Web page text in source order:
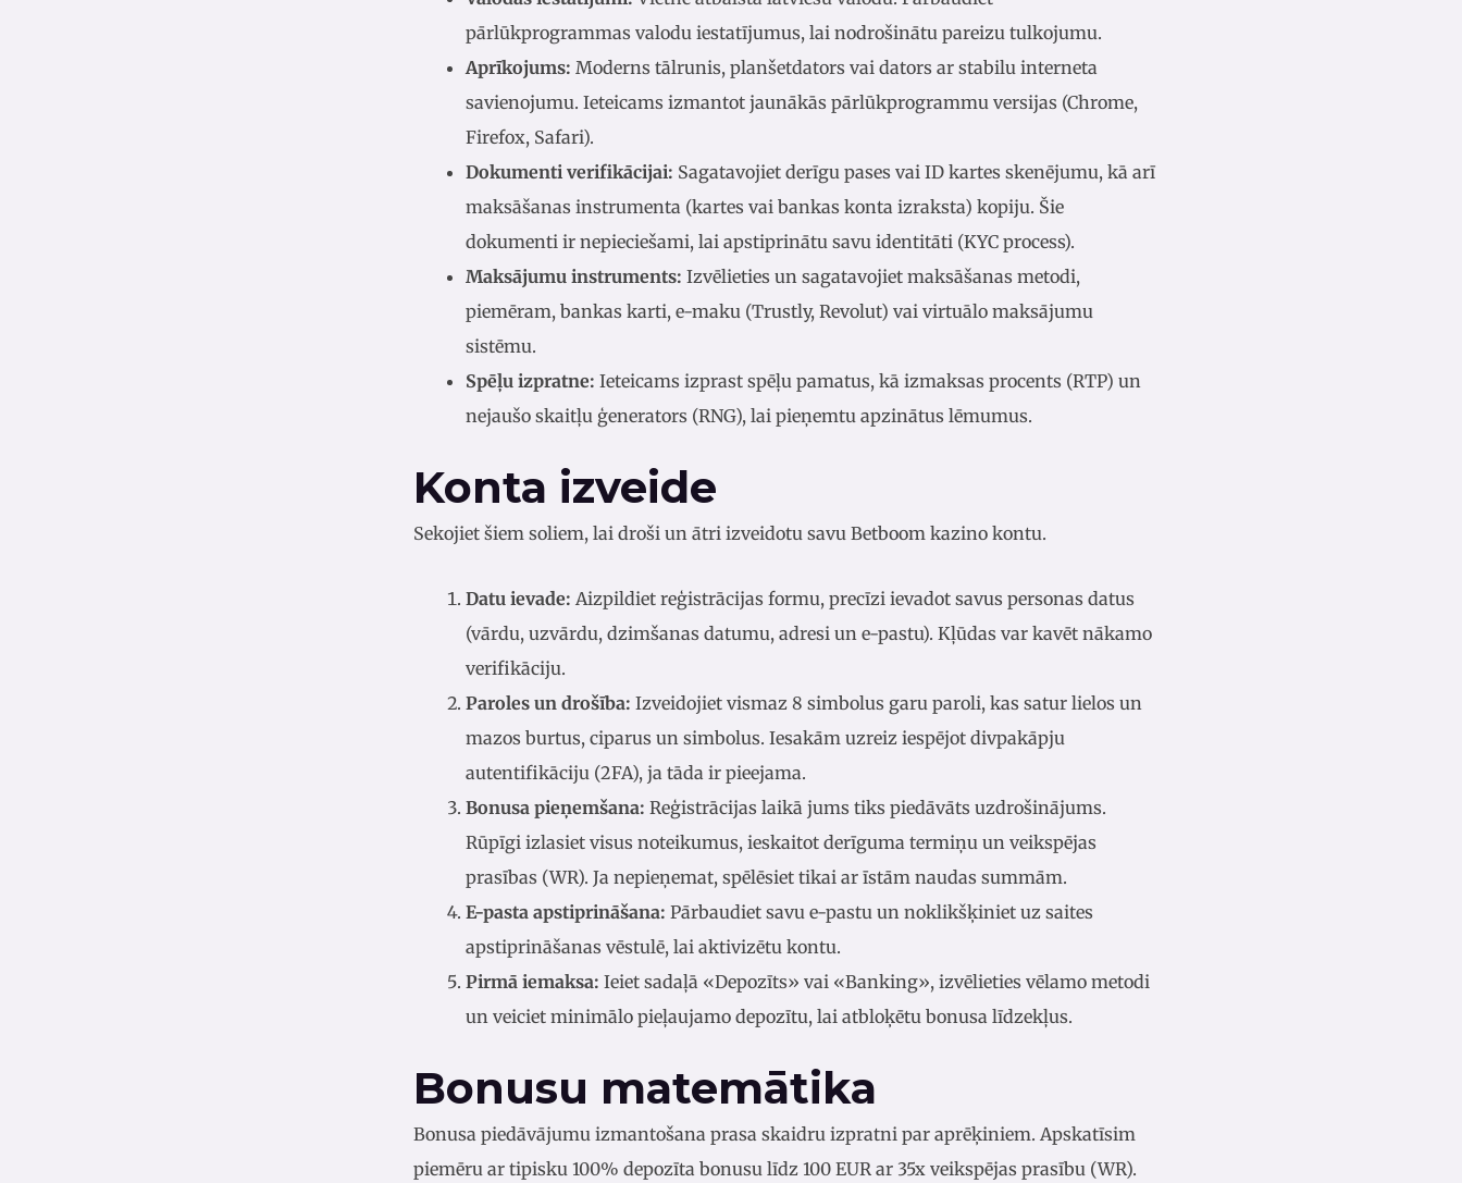
pārlūkprogrammas valodu iestatījumus, lai nodrošinātu pareizu tulkojumu.
Aprīkojums: Moderns tālrunis, planšetdators vai dators ar stabilu interneta
savienojumu. Ieteicams izmantot jaunākās pārlūkprogrammu versijas (Chrome,
Firefox, Safari).
Dokumenti verifikācijai: Sagatavojiet derīgu pases vai ID kartes skenējumu, kā arī
maksāšanas instrumenta (kartes vai bankas konta izraksta) kopiju. Šie
dokumenti ir nepieciešami, lai apstiprinātu savu identitāti (KYC process).
Maksājumu instruments: Izvēlieties un sagatavojiet maksāšanas metodi,
piemēram, bankas karti, e-maku (Trustly, Revolut) vai virtuālo maksājumu
sistēmu.
Spēļu izpratne: Ieteicams izprast spēļu pamatus, kā izmaksas procents (RTP) un
nejaušo skaitļu ģenerators (RNG), lai pieņemtu apzinātus lēmumus.
Konta izveide
Sekojiet šiem soliem, lai droši un ātri izveidotu savu Betboom kazino kontu.
Datu ievade: Aizpildiet reģistrācijas formu, precīzi ievadot savus personas datus
(vārdu, uzvārdu, dzimšanas datumu, adresi un e-pastu). Kļūdas var kavēt nākamo
verifikāciju.
Paroles un drošība: Izveidojiet vismaz 8 simbolus garu paroli, kas satur lielos un
mazos burtus, ciparus un simbolus. Iesakām uzreiz iespējot divpakāpju
autentifikāciju (2FA), ja tāda ir pieejama.
Bonusa pieņemšana: Reģistrācijas laikā jums tiks piedāvāts uzdrošinājums.
Rūpīgi izlasiet visus noteikumus, ieskaitot derīguma termiņu un veikspējas
prasības (WR). Ja nepieņemat, spēlēsiet tikai ar īstām naudas summām.
E-pasta apstiprināšana: Pārbaudiet savu e-pastu un noklikšķiniet uz saites
apstiprināšanas vēstulē, lai aktivizētu kontu.
Pirmā iemaksa: Ieiet sadaļā «Depozīts» vai «Banking», izvēlieties vēlamo metodi
un veiciet minimālo pieļaujamo depozītu, lai atbloķētu bonusa līdzekļus.
Bonusu matemātika
Bonusa piedāvājumu izmantošana prasa skaidru izpratni par aprēķiniem. Apskatīsim
piemēru ar tipisku 100% depozīta bonusu līdz 100 EUR ar 35x veikspējas prasību (WR).